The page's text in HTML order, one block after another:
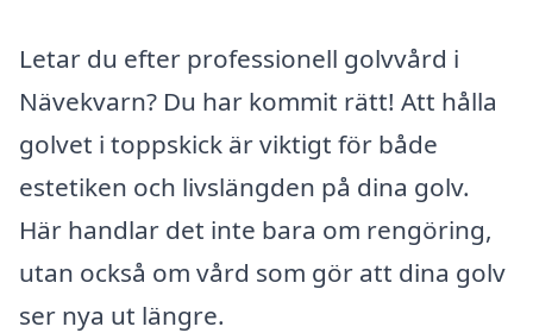
Letar du efter professionell golvvård i
Nävekvarn? Du har kommit rätt! Att hålla
golvet i toppskick är viktigt för både
estetiken och livslängden på dina golv.
Här handlar det inte bara om rengöring,
utan också om vård som gör att dina golv
ser nya ut längre.